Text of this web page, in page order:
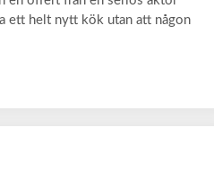
ett helt nytt kök utan att någon